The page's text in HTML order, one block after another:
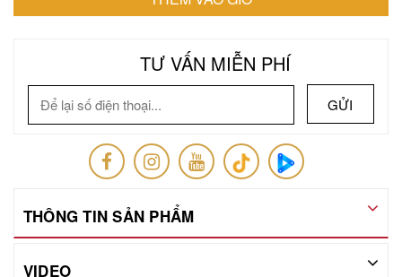
TƯ VẤN MIỄN PHÍ
GỬI
THÔNG TIN SẢN PHẨM
VIDEO